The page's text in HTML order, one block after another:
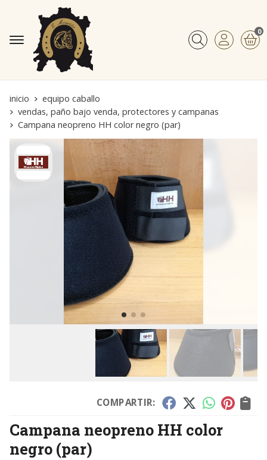
Buscar
0
inicio
equipo caballo
vendas, paño bajo venda, protectores y campanas
Campana neopreno HH color negro (par)
COMPARTIR:
Campana neopreno HH color
negro (par)